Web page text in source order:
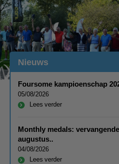
Nieuws
Foursome kampioenschap
05/08/2026
Lees verder
Monthly medals:
augustus..
04/08/2026
Lees verder